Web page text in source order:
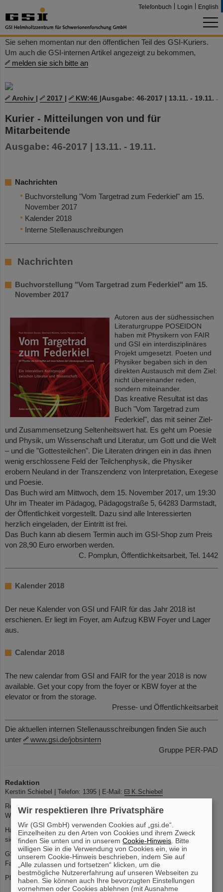
Telefonbuch Login English
Sie sehen momentan nur den öffentlichen Teil des GSI-Kuriers.
Um auch die GSI-internen Artikel angezeigt zu bekommen,
melden sie sich bitte an
Archiv | 2017 | KW:46 |Ausgabe: 46-2017 | 13.11. - 19.11.
Kurier - Mitteilungen von und für
Mitarbeitende
Ausgabe: 46-2017 | 13.11. - 19.11.
Nachrichten
Buchvorstellung "Vom Targetrad zum Federkiel" am 15.
November 2017
Kalender 2018
Interne Stellenauschreibungen
Nachrichten
Buchvorstellung "Vom Targetrad zum Federkiel" am 15.
November 2017
Autoren aus der südhessischen
Literaturgruppe POSEIDON
haben mit Physikern von FAIR
und GSI ein interdisziplinäres
Projekt umgesetzt. Poeten und
Physiker begaben sich in den
direkten Austausch mit dem Ziel:
nicht übereinander reden,
sondern miteinander.
Das kreative Resultat ist das
Buch "Vom Targetrad zum
Federkiel", das mit seiner Ziel-
und Zusammensetzung Seltenheitswert hat. Es geht um Poesie
und Physik, um Wissenschaft und Literatur, um Gott und die Welt
– und die "Gottesteilchen". Die Literaten dringen ein in das ihnen
wenig erschlossene Feld der Teilchenphysik, die Physiker
erobern Neuland in der Transzendenz von Interpretation, Exegese
und Poesie.
Das Buch wird am Mittwoch, dem 15. November 2017, um 19:30
Uhr im Theater im Pädagog, Pädagogstraße 5, 64283 Darmstadt,
der Öffentlichkeit vorgestellt. Dazu sind alle Interessierten
herzlich eingeladen, der Eintritt ist frei.
Das Buch kann ab diesem Termin auch im GSI-Shop zum Preis
von 28,90 Euro erworben werden.
C. Pomplun, Öffentlichkeitsarbeit, Tel. 1442
Kalender 2018
Der neue Kalender von GSI und FAIR für das Jahr 2018 ist
erschienen. Er liegt im Foyer, am Aufzug KBW Foyer und Lager
aus.
Calendar 2018
The new calendar from GSI and FAIR for the year 2018 is now
available. Get your copy from the foyer or KBW foyer at the
elevator or from the storage.
Presse- und Öffentlichkeitsarbeit
Die aktuellen internen Stellenausschreibungen finden Sie auch
unter
www.gsi.de/jobsintern
Gruppe PER-PAD
Redaktion
Kerstin Schiebel | Telefon: 1395 | E-Mail:
K.Schiebel
Redaktionsschluss: Donnerstags 12 Uhr
Web-Interface zum Einstellen von Beiträgen:
https://kurier.gsi.de
Haben Sie Kommentare oder Vorschläge zu dieser Seite, wenden Sie
sich an:
kurier@gsi.de
GSI Helmholtzzentrum für Schwerionenforschung GmbH
Facility for Antiproton and Ion Research in Europe GmbH
Planckstr. 1 | 64291 Darmstadt | Telefon: +49-6159-71- 0
Wir respektieren Ihre Privatsphäre
Wir (GSI GmbH) verwenden Cookies auf „gsi.de“.
Einzelheiten zu den Arten von Cookies und ihrem Zweck
finden Sie unten und in unseremCookie-Hinweis . Bitte
willigen Sie in die Verwendung von Cookies ein, wie in
unserem Cookie-Hinweis beschrieben, indem Sie auf
„Alle zulassen und fortsetzen“ klicken, um die
bestmögliche Nutzererfahrung auf unseren Webseiten zu
haben. Sie können auch Ihre bevorzugten Einstellungen
vornehmen oder Cookies ablehnen (mit Ausnahme